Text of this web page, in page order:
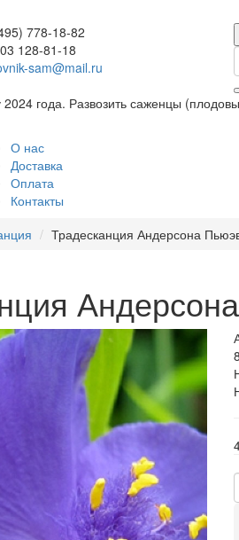
778-18-82
128-81-18
sam@mail.ru
года. Развозить саженцы
О нас
Доставка
Оплата
Контакты
Традесканция Андерсона